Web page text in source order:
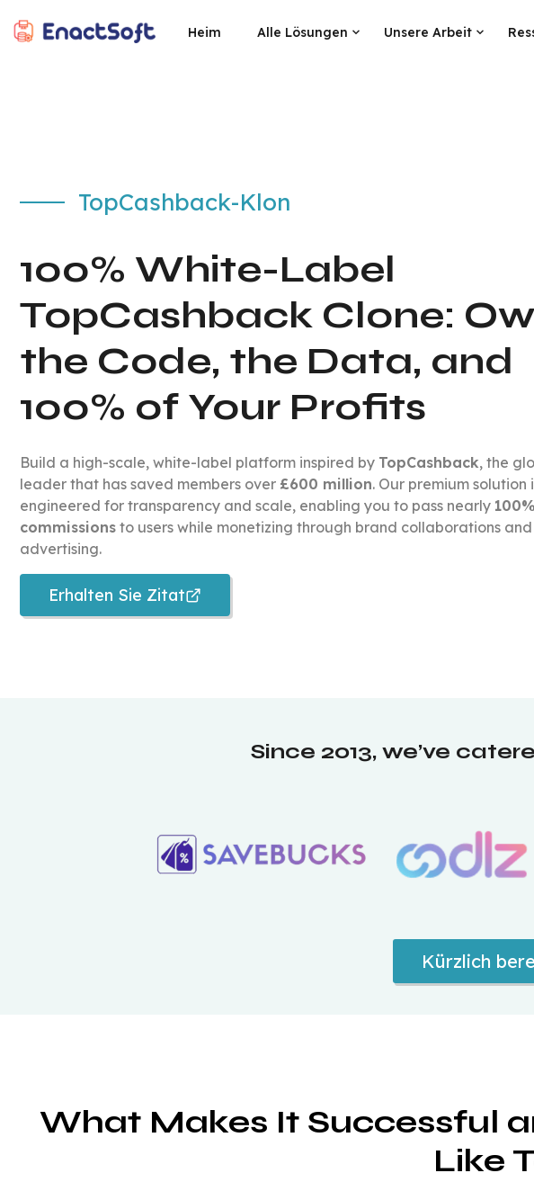
Heim Alle Lösungen Unsere Arbeit
TopCashback-Klon
100% White-Label
TopCashback Clone:
the Code, the Data, and
100% of Your Profits
Build a high-scale, white-label platform inspired by TopCashback, the
leader that has saved members over £600 million. Our premium solution
engineered for transparency and scale, enabling you to pass nearly
commissions to users while monetizing through brand collaborations and
advertising.
Erhalten Sie Zitat
Since 2013, we’ve
Kürzlich
What Makes It Successful
Like